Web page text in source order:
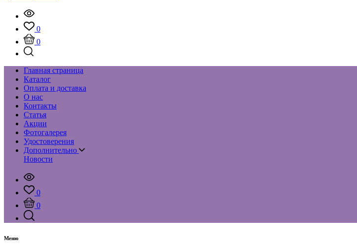
0
0
Главная страница
Каталог
Оплата и доставка
О нас
Контакты
Статья
Акции
Фотогалерея
Удостоверения
Дополнительно
Новости
0
0
Меню